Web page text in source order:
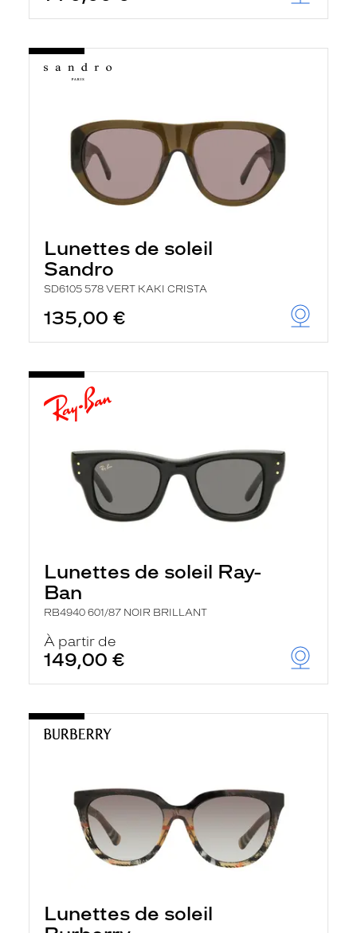
Lunettes de soleil
Sandro
SD6105 578 VERT KAKI CRISTA
135,00 €
Lunettes de soleil Ray-
Ban
RB4940 601/87 NOIR BRILLANT
À partir de
149,00 €
Lunettes de soleil